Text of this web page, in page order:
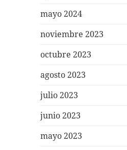
mayo 2024
noviembre 2023
octubre 2023
agosto 2023
julio 2023
junio 2023
mayo 2023